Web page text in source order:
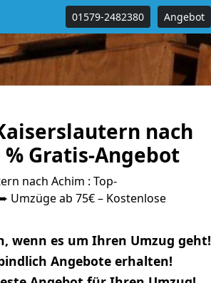
01579-2482380 Angebot
nach
Gratis-Angebot
nach Achim : Top-
Umzüge ab 75€ – Kostenlose
wenn es um Ihren Umzug geht!
Angebote erhalten!